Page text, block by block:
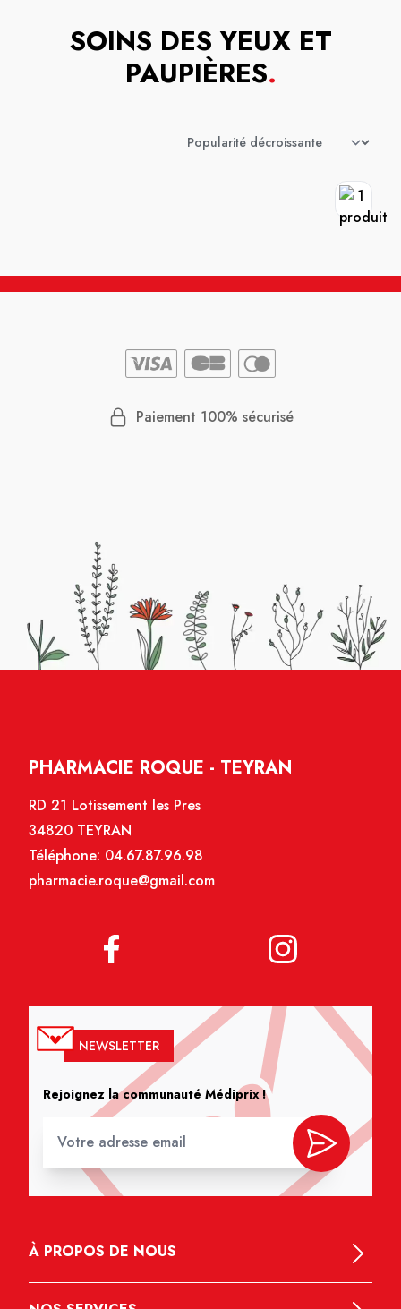
SOINS DES YEUX ET
PAUPIÈRES.
Paiement 100% sécurisé
PHARMACIE ROQUE - TEYRAN
RD 21 Lotissement les Pres
34820 TEYRAN
Téléphone: 04.67.87.96.98
pharmacie.roque@gmail.com
NEWSLETTER
Rejoignez la communauté Médiprix !
À PROPOS DE NOUS